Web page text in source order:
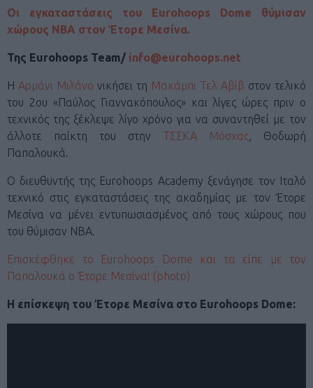
Οι εγκαταστάσεις του Eurohoops Dome θύμισαν
χώρους ΝΒΑ στον Έτορε Μεσίνα.
Της Eurohoops Team/ info@eurohoops.net
H Αρμάνι Μιλάνο νικήσει τη Μακάμπι Τελ Αβίβ στον τελικό
του 2ου «Παύλος Γιαννακόπουλος» και λίγες ώρες πριν ο
τεχνικός της ξέκλεψε λίγο χρόνο για να συναντηθεί με τον
άλλοτε παίκτη του στην ΤΣΣΚΑ Μόσχας, Θοδωρή
Παπαλουκά.
Ο διευθυντής της Eurohoops Academy ξενάγησε τον Ιταλό
τεχνικό στις εγκαταστάσεις της ακαδημίας με τον Έτορε
Μεσίνα να μένει εντυπωσιασμένος από τους χώρους που
του θύμισαν ΝΒΑ.
Επισκέφθηκε το Eurohoops Dome και τα είπε με τον
Παπαλουκά ο Έτορε Μεσίνα! (photo)
Η επίσκεψη του Έτορε Μεσίνα στο Eurohoops Dome: